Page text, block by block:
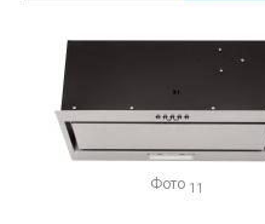
Фото 11